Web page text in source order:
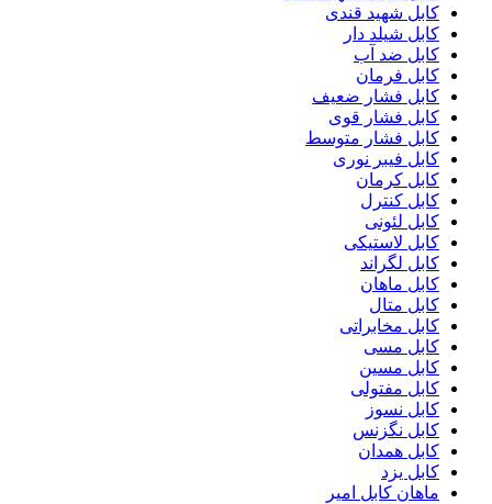
کابل شهید قندی
کابل شیلد دار
کابل ضد آب
کابل فرمان
کابل فشار ضعیف
کابل فشار قوی
کابل فشار متوسط
کابل فیبر نوری
کابل کرمان
کابل کنترل
کابل لئونی
کابل لاستیکی
کابل لگراند
کابل ماهان
کابل متال
کابل مخابراتی
کابل مسی
کابل مسین
کابل مفتولی
کابل نسوز
کابل نگزنس
کابل همدان
کابل یزد
ماهان کابل امیر